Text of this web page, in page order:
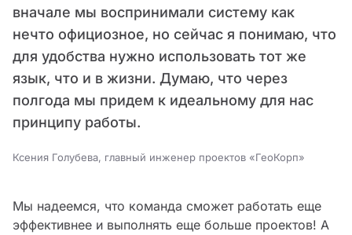
вначале мы воспринимали систему как
нечто официозное, но сейчас я понимаю, что
для удобства нужно использовать тот же
язык, что и в жизни. Думаю, что через
полгода мы придем к идеальному для нас
принципу работы.
Ксения Голубева, главный инженер проектов «ГеоКорп»
Мы надеемся, что команда сможет работать еще
эффективнее и выполнять еще больше проектов! А